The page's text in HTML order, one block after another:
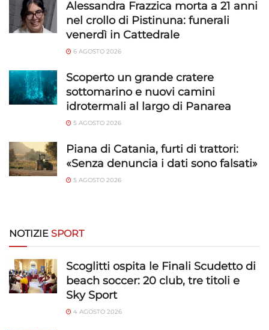
Funzionalità Sempre attivo
Abbinare e combinare dati provenienti da altre
Identificare i dispositivi in base alle informazioni
trasmesse automaticamente.
Utilizzare dati di geolocalizzazione precisi,
Riconoscere i dispositivi in base a informazioni
richieste attivamente.
Garantire la sicurezza, prevenire e
rilevare frodi, correggere errori, Erogare
e presentare pubblicità e contenuto,
Alessandra Frazzica morta a 21 anni
nel crollo di Pistinuna: funerali
venerdì in Cattedrale
6 AGOSTO 2026
Scoperto un grande cratere
sottomarino e nuovi camini
idrotermali al largo di Panarea
5 AGOSTO 2026
Piana di Catania, furti di trattori:
«Senza denuncia i dati sono falsati»
5 AGOSTO 2026
NOTIZIE SPORT
Scoglitti ospita le Finali Scudetto di
beach soccer: 20 club, tre titoli e
Sky Sport
4 AGOSTO 2026